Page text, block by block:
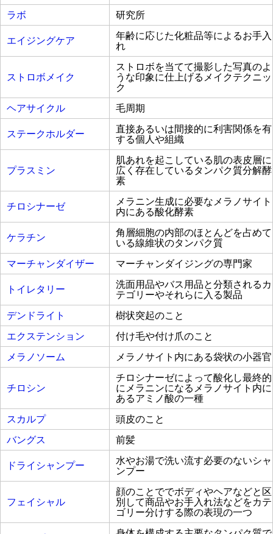
ラボ
研究所
エイジングケア
年齢に応じた化粧品等によるお手入
れ
ストロボメイク
ストロボを当てて撮影した写真のよ
うな印象に仕上げるメイクテクニッ
ク
ヘアサイクル
毛周期
ステークホルダー
直接あるいは間接的に利害関係を有
する個人や組織
プラスミン
肌あれを起こしている肌の表皮層に
広く存在しているタンパク質分解酵
素
チロシナーゼ
メラニン生成に必要なメラノサイト
内にある酸化酵素
ケラチン
角層細胞の内部のほとんどを占めて
いる線維状のタンパク質
マーチャンダイザー
マーチャンダイジングの専門家
トイレタリー
洗面用品やバス用品と分類されるカ
テゴリーやそれらに入る製品
デンドライト
樹状突起のこと
エクステンション
付け毛や付け爪のこと
メラノソーム
メラノサイト内にある袋状の小器官
チロシン
チロシナーゼによって酸化し最終的
にメラニンになるメラノサイト内に
あるアミノ酸の一種
スカルプ
頭皮のこと
バングス
前髪
ドライシャンプー
水やお湯で洗い流す必要のないシャ
ンプー
フェイシャル
顔のことででボディやヘアなどと区
別して商品やお手入れ法などをカテ
ゴリー分けする際の表現の一つ